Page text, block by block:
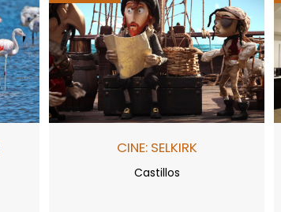
CINE: SELKIRK
Castillos